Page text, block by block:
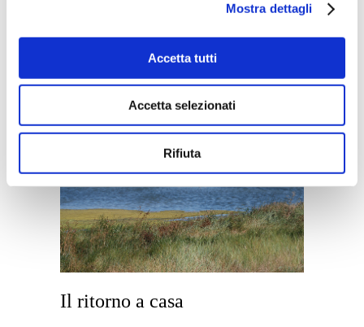
Mostra dettagli
Accetta tutti
Accetta selezionati
Rifiuta
gamberetti che gli donano il loro
tradizionale colore rosa. Ve ne
abbiamo parlatoin questo post
ricordate?
Il ritorno a casa